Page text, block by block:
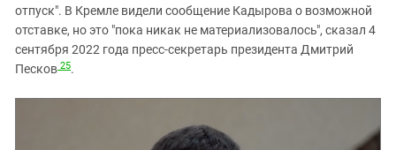
отпуск". В Кремле видели сообщение Кадырова о возможной
отставке, но это "пока никак не материализовалось", сказал 4
сентября 2022 года пресс-секретарь президента Дмитрий
Песков 25.